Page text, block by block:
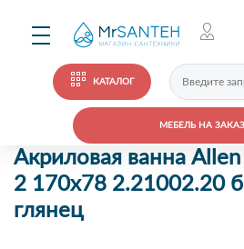
КАТАЛОГ
МЕБЕЛЬ НА ЗАКАЗ
Акриловая ванна
2 170x78 2.21002.20
глянец